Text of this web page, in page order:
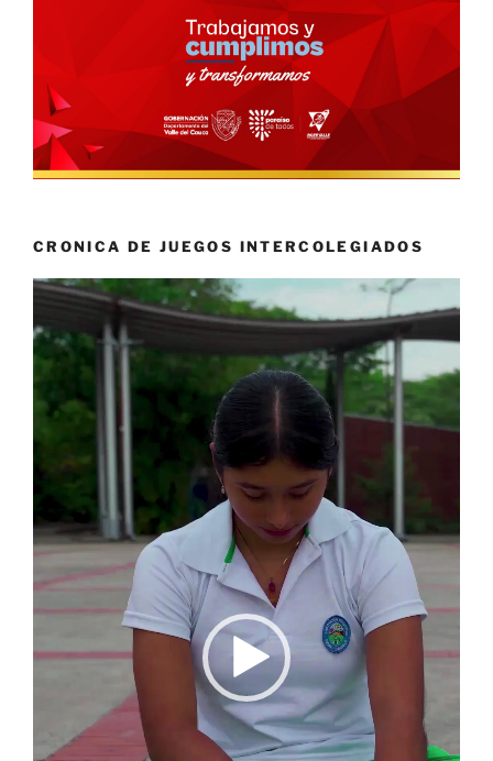
CRONICA DE JUEGOS INTERCOLEGIADOS
Reproductor
vídeo